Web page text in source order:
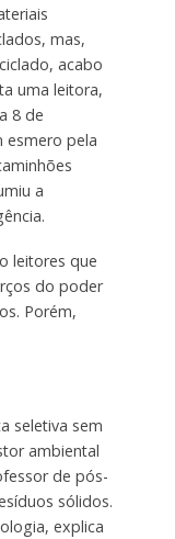
mas,
acabo
uma leitora,
8 de
esmero pela
a
leitores que
do poder
Porém,
seletiva sem
ambiental
de pós-
sólidos.
explica